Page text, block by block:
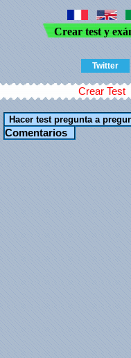
Crear test y
Twitter
Crear Test
Comentarios